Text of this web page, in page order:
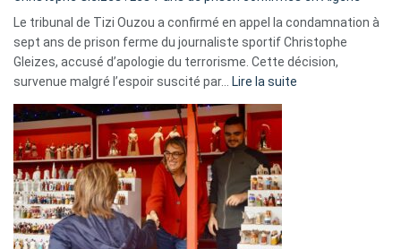
Le tribunal de Tizi Ouzou a confirmé en appel la condamnation à
sept ans de prison ferme du journaliste sportif Christophe
Gleizes, accusé d’apologie du terrorisme. Cette décision,
survenue malgré l’espoir suscité par… Lire la suite